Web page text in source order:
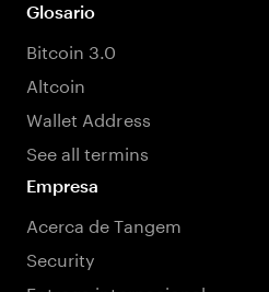
Glosario
Bitcoin 3.0
Altcoin
Wallet Address
See all termins
Empresa
Acerca de Tangem
Security